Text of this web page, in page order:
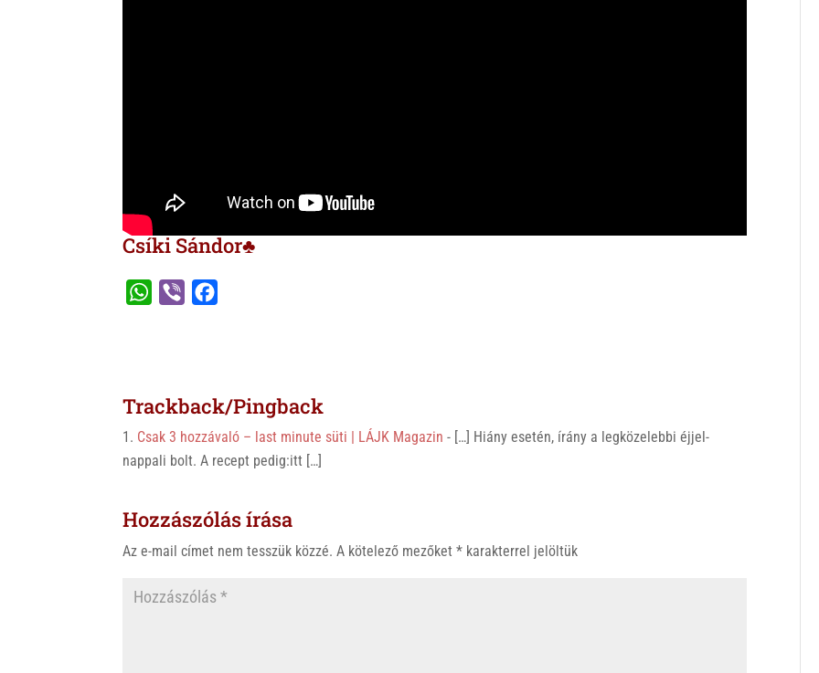
Csíki Sándor♣
W
A
p
p
o
o
k
Trackback/Pingback
Csak 3 hozzávaló – last minute süti | LÁJK Magazin - […] Hiány esetén, írány a legközelebbi éjjel-
nappali bolt. A recept pedig:itt […]
Hozzászólás írása
Az e-mail címet nem tesszük közzé. A kötelező mezőket* karakterrel jelöltük